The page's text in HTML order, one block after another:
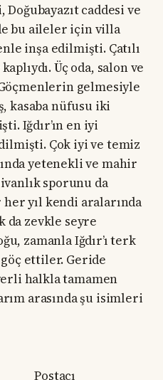
caddesi ve
bu aileler için villa
inşa edilmişti. Çatılı
Üç oda, salon ve
gelmesiyle
kasaba nüfusu iki
Iğdır’ın en iyi
Çok iyi ve temiz
yetenekli ve mahir
sporunu da
her yıl kendi aralarında
da zevkle seyre
zamanla Iğdır’ı terk
ettiler. Geride
halkla tamamen
arasında şu isimleri